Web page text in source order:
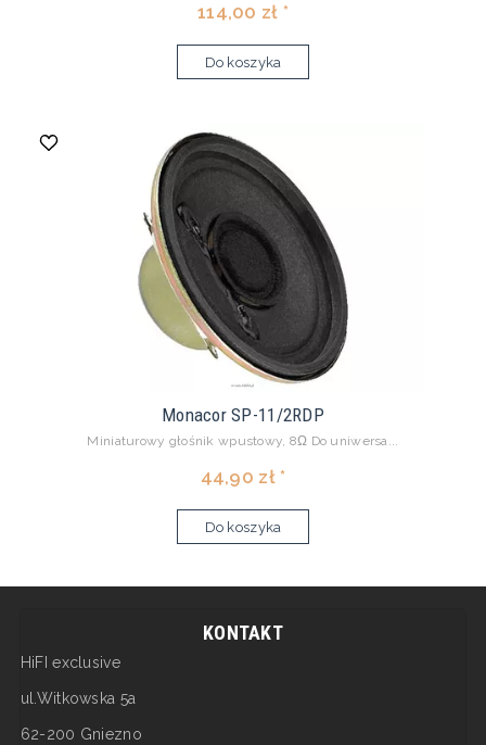
114,00 zł *
Do koszyka
Monacor SP-11/2RDP
Miniaturowy głośnik wpustowy, 8Ω Do uniwersa...
44,90 zł *
Do koszyka
KONTAKT
HiFI exclusive
ul.Witkowska 5a
62-200 Gniezno